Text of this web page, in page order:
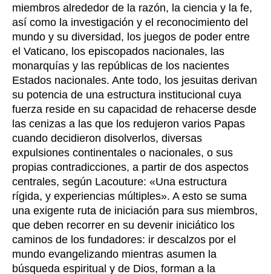
miembros alrededor de la razón, la ciencia y la fe,
así como la investigación y el reconocimiento del
mundo y su diversidad, los juegos de poder entre
el Vaticano, los episcopados nacionales, las
monarquías y las repúblicas de los nacientes
Estados nacionales. Ante todo, los jesuitas derivan
su potencia de una estructura institucional cuya
fuerza reside en su capacidad de rehacerse desde
las cenizas a las que los redujeron varios Papas
cuando decidieron disolverlos, diversas
expulsiones continentales o nacionales, o sus
propias contradicciones, a partir de dos aspectos
centrales, según Lacouture: «Una estructura
rígida, y experiencias múltiples». A esto se suma
una exigente ruta de iniciación para sus miembros,
que deben recorrer en su devenir iniciático los
caminos de los fundadores: ir descalzos por el
mundo evangelizando mientras asumen la
búsqueda espiritual y de Dios, forman a la